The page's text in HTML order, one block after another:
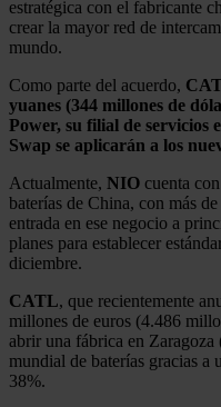
estratégica con el fabricante
crear la mayor red de
mundo.
Como parte del acuerdo,
yuanes (344 millones de
Power, su filial de servicios
Swap se aplicarán a los
Actualmente, NIO cuenta
baterías de China, con más
entrada en ese negocio a
planes para establecer
diciembre.
CATL, que recientemente
millones de euros (4.486
abrir una fábrica en
mundial de baterías gracias a
38%.